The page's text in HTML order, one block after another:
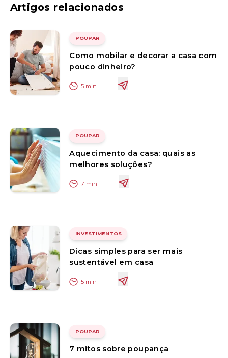
Artigos relacionados
POUPAR
Como mobilar e decorar a casa com
pouco dinheiro?
5 min
POUPAR
Aquecimento da casa: quais as
melhores soluções?
7 min
INVESTIMENTOS
Dicas simples para ser mais
sustentável em casa
5 min
POUPAR
7 mitos sobre poupança